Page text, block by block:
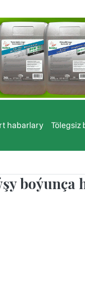
habarlary Tölegsiz
boýunça